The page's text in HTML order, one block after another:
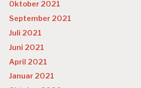
Oktober 2021
September 2021
Juli 2021
Juni 2021
April 2021
Januar 2021